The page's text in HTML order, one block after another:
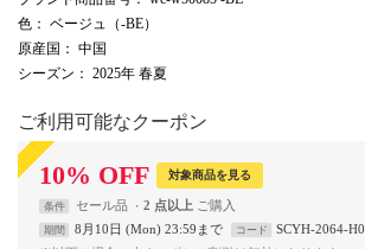
色 ： ベージュ（-BE）
原産国 ： 中国
シーズン ： 2025年 春夏
ご利用可能なクーポン
10% OFF 対象商品を見る
条件 セール品 2 点以上
期間 8月10日 (Mon) 23:59まで コード
SCYH-2064-